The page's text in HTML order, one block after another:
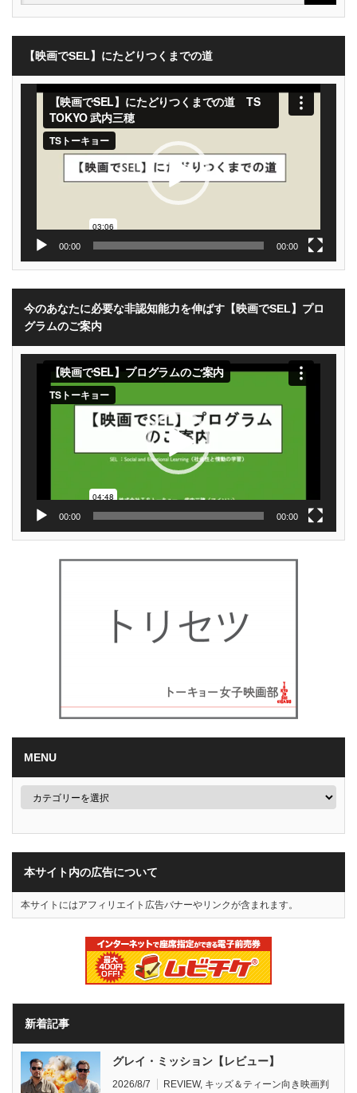
【映画でSEL】にたどりつくまでの道
00:00 00:00
今のあなたに必要な非認知能力を伸ばす【映画でSEL】プロ
グラムのご案内
動
00:00 00:00
MENU
本サイト内の広告について
本サイトにはアフィリエイト広告バナーやリンクが含まれます。
新着記事
グレイ・ミッション【レビュー】
2026/8/7 REVIEW, キッズ＆ティーン向き映画判